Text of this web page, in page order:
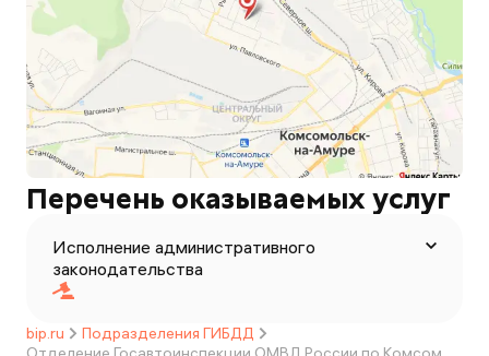
Перечень оказываемых услуг
Исполнение административного
законодательства
bip.ru
Подразделения ГИБДД